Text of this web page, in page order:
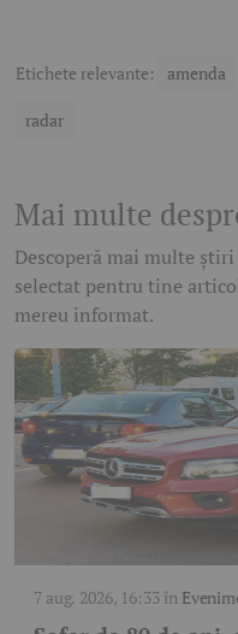
Etichete relevante: amenda
radar
Mai multe
Descoperă mai multe
selectat pentru tine
mereu informat.
7 aug. 2026, 16:33în